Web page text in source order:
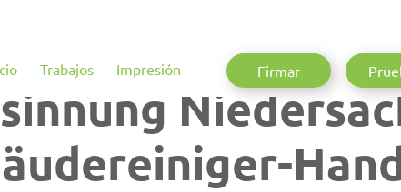
Trabajos Impresión Firmar